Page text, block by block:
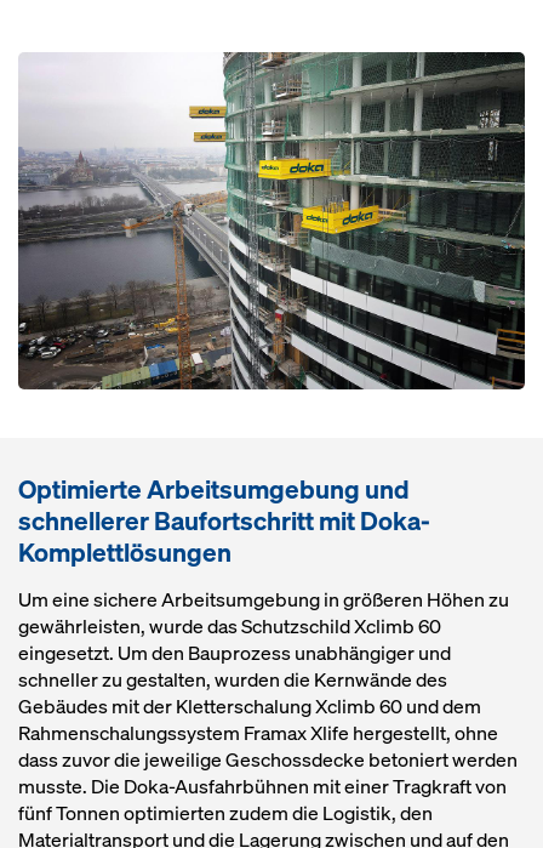
Open
Optimierte Arbeitsumgebung und
schnellerer Baufortschritt mit Doka-
Komplettlösungen
Um eine sichere Arbeitsumgebung in größeren Höhen zu
gewährleisten, wurde das Schutzschild Xclimb 60
eingesetzt. Um den Bauprozess unabhängiger und
schneller zu gestalten, wurden die Kernwände des
Gebäudes mit der Kletterschalung Xclimb 60 und dem
Rahmenschalungssystem Framax Xlife hergestellt, ohne
dass zuvor die jeweilige Geschossdecke betoniert werden
musste. Die Doka-Ausfahrbühnen mit einer Tragkraft von
fünf Tonnen optimierten zudem die Logistik, den
Materialtransport und die Lagerung zwischen und auf den